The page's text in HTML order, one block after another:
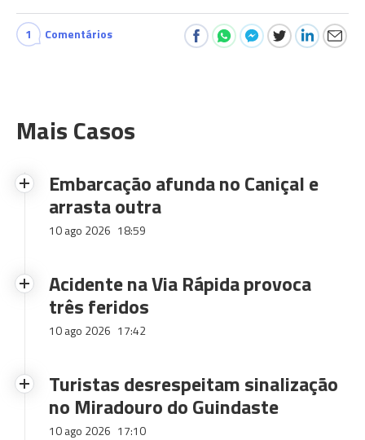
1 Comentários
Mais Casos
Embarcação afunda no Caniçal e
arrasta outra
10 ago 2026 18:59
Acidente na Via Rápida provoca
três feridos
10 ago 2026 17:42
Turistas desrespeitam sinalização
no Miradouro do Guindaste
10 ago 2026 17:10